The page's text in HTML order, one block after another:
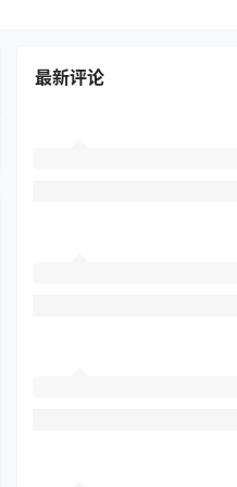
最新评论